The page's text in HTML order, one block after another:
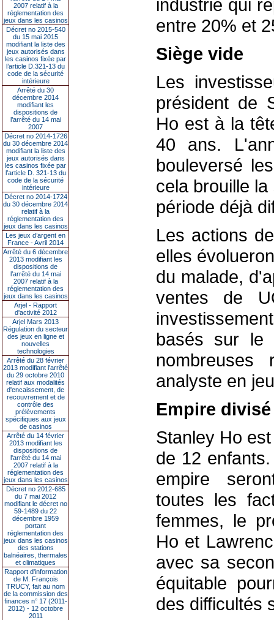
2007 relatif à la
réglementation des
jeux dans les casinos
Décret no 2015-540
du 15 mai 2015
modifiant la liste des
jeux autorisés dans
les casinos fixée par
l’article D.321-13 du
code de la sécurité
intérieure
Arrêté du 30
décembre 2014
modifiant les
dispositions de
l’arrêté du 14 mai
2007
Décret no 2014-1726
du 30 décembre 2014
modifiant la liste des
jeux autorisés dans
les casinos fixée par
l’article D. 321-13 du
code de la sécurité
intérieure
Décret no 2014-1724
du 30 décembre 2014
relatif à la
réglementation des
jeux dans les casinos
Les jeux d’argent en
France - Avril 2014
Arrêté du 6 décembre
2013 modifiant les
dispositions de
l’arrêté du 14 mai
2007 relatif à la
réglementation des
jeux dans les casinos
Arjel - Rapport
d'activité 2012
Arjel Mars 2013
Régulation du secteur
des jeux en ligne et
nouvelles
technologies
Arrêté du 28 février
2013 modifiant l'arrêté
du 29 octobre 2010
relatif aux modalités
d'encaissement, de
recouvrement et de
contrôle des
prélèvements
spécifiques aux jeux
de casinos
Arrêté du 14 février
2013 modifiant les
dispositions de
l'arrêté du 14 mai
2007 relatif à la
réglementation des
jeux dans les casinos
Décret no 2012-685
du 7 mai 2012
modifiant le décret no
59-1489 du 22
décembre 1959
portant
réglementation des
jeux dans les casinos
des stations
balnéaires, thermales
et climatiques
Rapport d'information
de M. François
TRUCY, fait au nom
de la commission des
finances n° 17 (2011-
2012) - 12 octobre
2011
industrie qui
entre 20% et
Siège vide
Les
président de
Ho est à la
40 ans.
bouleversé
cela brouille
période déjà
Les actions
elles
du malade,
ventes de
basés sur le
analyste en
Empire divisé
Stanley Ho
de 12
empire
toutes les
femmes, le
Ho et
avec sa
équitable
des difficultés